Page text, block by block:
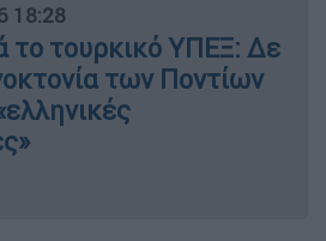
18:28
το τουρκικό ΥΠΕΞ: Δε
των Ποντίων